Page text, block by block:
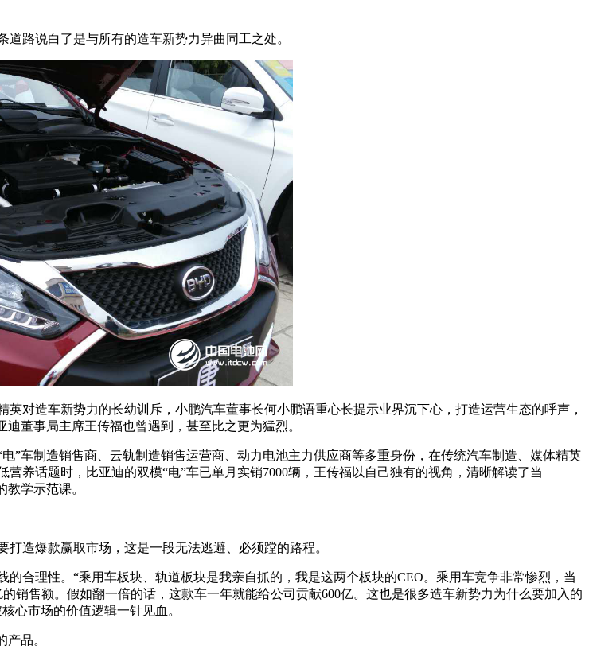
路说白了是与所有的造车新势力异曲同工之处。
对造车新势力的长幼训斥，小鹏汽车董事长何小鹏语重心长提示业界沉下心，打造运营生态的呼声，
董事局主席王传福也曾遇到，甚至比之更为猛烈。
”车制造销售商、云轨制造销售运营商、动力电池主力供应商等多重身份，在传统汽车制造、媒体精英
养话题时，比亚迪的双模“电”车已单月实销7000辆，王传福以自己独有的视角，清晰解读了当
学示范课。
造爆款赢取市场，这是一段无法逃避、必须蹚的路程。
合理性。“乘用车板块、轨道板块是我亲自抓的，我是这两个板块的CEO。乘用车竞争非常惨烈，当
销售额。假如翻一倍的话，这款车一年就能给公司贡献600亿。这也是很多造车新势力为什么要加入的
心市场的价值逻辑一针见血。
品。